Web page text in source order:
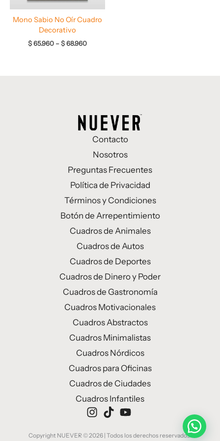
Mono Sabio No Oír Cuadro
Decorativo
$65.960 –$68.960
Contacto
Nosotros
Preguntas Frecuentes
Política de Privacidad
Términos y Condiciones
Botón de Arrepentimiento
Cuadros de Animales
Cuadros de Autos
Cuadros de Deportes
Cuadros de Dinero y Poder
Cuadros de Gastronomía
Cuadros Motivacionales
Cuadros Abstractos
Cuadros Minimalistas
Cuadros Nórdicos
Cuadros para Oficinas
Cuadros de Ciudades
Cuadros Infantiles
Copyright NUEVER © 2026 | Todos los derechos reservados.